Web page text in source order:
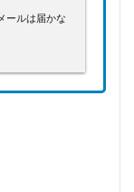
ールは届かな